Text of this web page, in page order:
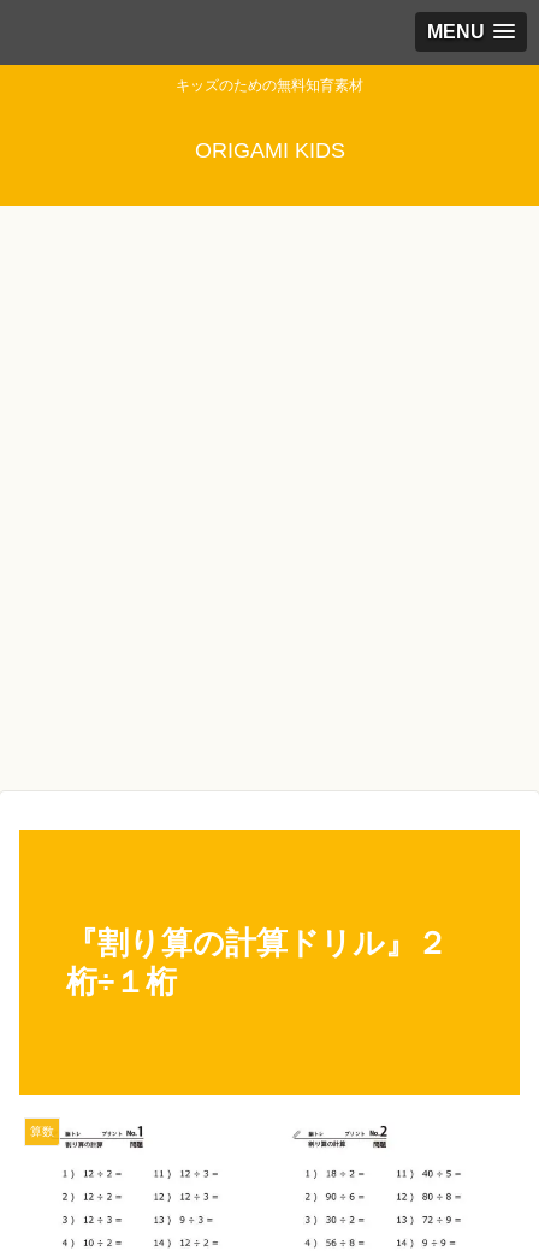
MENU
キッズのための無料知育素材
ORIGAMI KIDS
『割り算の計算ドリル』２
桁÷１桁
算数